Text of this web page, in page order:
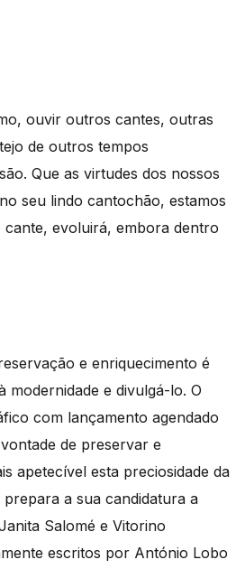
ouvir outros cantes, outras
de outros tempos
Que as virtudes dos nossos
seu lindo cantochão, estamos
cante, evoluirá, embora dentro
e enriquecimento é
e divulgá-lo. O
com lançamento agendado
de preservar e
apetecível esta preciosidade da
a sua candidatura a
Salomé e Vitorino
escritos por António Lobo